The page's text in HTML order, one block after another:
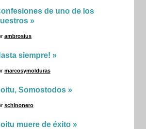
de uno de los
»
ambrosius
siempre! »
marcosymolduras
Somostodos »
schinonero
muere de éxito »